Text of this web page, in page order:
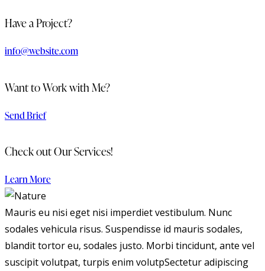
Have a Project?
info@website.com
Want to Work with Me?
Send Brief
Check out Our Services!
Learn More
Mauris eu nisi eget nisi imperdiet vestibulum. Nunc
sodales vehicula risus. Suspendisse id mauris sodales,
blandit tortor eu, sodales justo. Morbi tincidunt, ante vel
suscipit volutpat, turpis enim volutpSectetur adipiscing